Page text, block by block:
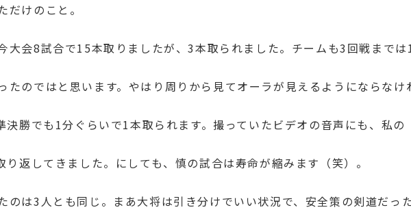
けのこと。
大会8試合で15本取りましたが、3本取られました。チームも3回戦までは
たのではと思います。やはり周りから見てオーラが見えるようにならなけ
勝でも1分ぐらいで1本取られます。撮っていたビデオの音声にも、私の
返してきました。にしても、慎の試合は寿命が縮みます（笑）。
のは3人とも同じ。まあ大将は引き分けでいい状況で、安全策の剣道だっ